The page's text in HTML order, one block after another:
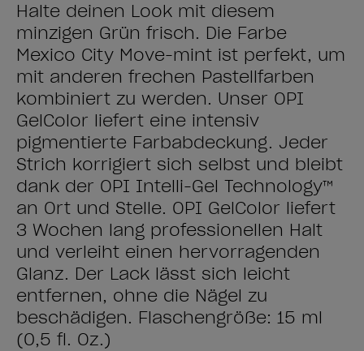
Halte deinen Look mit diesem
minzigen Grün frisch. Die Farbe
Mexico City Move-mint ist perfekt, um
mit anderen frechen Pastellfarben
kombiniert zu werden. Unser OPI
GelColor liefert eine intensiv
pigmentierte Farbabdeckung. Jeder
Strich korrigiert sich selbst und bleibt
dank der OPI Intelli-Gel Technology™
an Ort und Stelle. OPI GelColor liefert
3 Wochen lang professionellen Halt
und verleiht einen hervorragenden
Glanz. Der Lack lässt sich leicht
entfernen, ohne die Nägel zu
beschädigen. Flaschengröße: 15 ml
(0,5 fl. Oz.)